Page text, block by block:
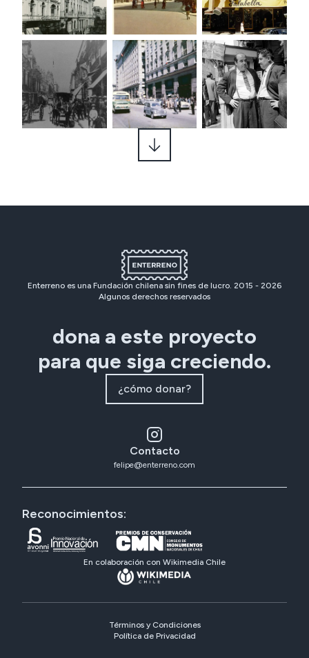
Enterreno es una Fundación chilena sin fines de lucro. 2015 - 2026
Algunos derechos reservados
dona a este proyecto
para que siga creciendo.
¿cómo donar?
Contacto
felipe@enterreno.com
Reconocimientos:
En colaboración con Wikimedia Chile
Términos y Condiciones
Política de Privacidad